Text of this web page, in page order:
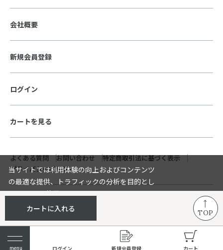
ログイン 新規会員登録 カート
カートに入れる TOP
会社概要
新規会員登録
ログイン
カートを見る
よくある質問 お問い合わせ
特定商取引法に基づく表示
プライバシーポリシー
当サイトでは利用体験の向上およびコンテンツ
の最適な提供、トラフィックの分析を目的とし
てCookieを使用しています。
サイトの閲覧を継続された場合、Cookieの利用
詳細については
をご確認く
ださい。
承諾する